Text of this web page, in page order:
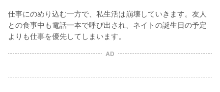
仕事にのめり込む一方で、私生活は崩壊していきます。友人
との食事中も電話一本で呼び出され、ネイトの誕生日の予定
よりも仕事を優先してしまいます。
AD